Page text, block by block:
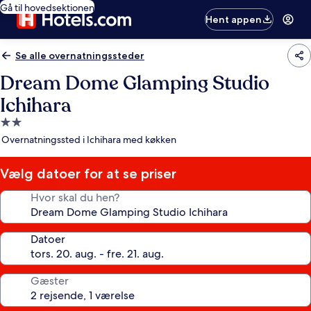
Gå til hovedsektionen
Hent appen
Se alle overnatningssteder
Dream Dome Glamping Studio
Ichihara
2.0-
stjernet
Overnatningssted i Ichihara med køkken
Vælg datoer for at se priser
Hvor skal du hen?
Datoer
Gæster